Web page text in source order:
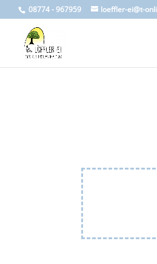
08774 - 967959 loeffler-ei@t-